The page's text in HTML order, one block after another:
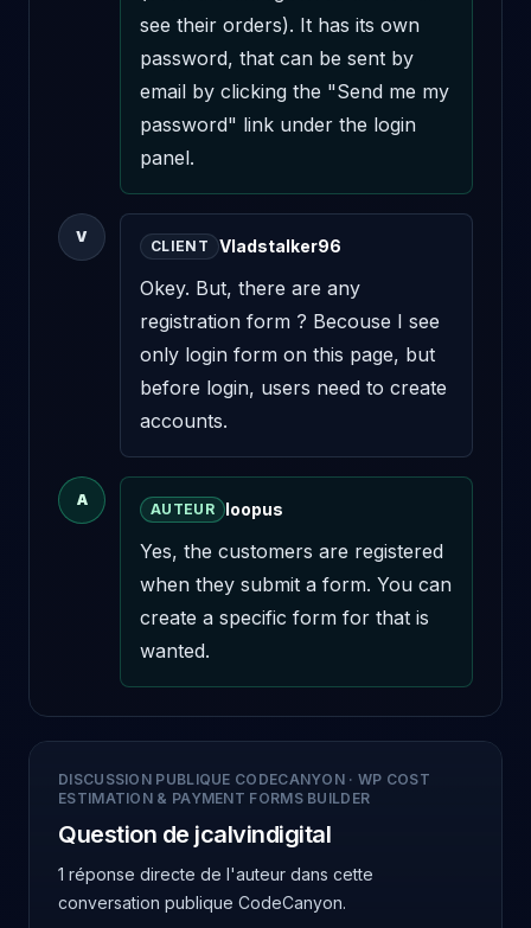
see their orders). It has its own
password, that can be sent by
email by clicking the "Send me my
password" link under the login
panel.
V
CLIENT Vladstalker96
Okey. But, there are any
registration form ? Becouse I see
only login form on this page, but
before login, users need to create
accounts.
A
AUTEUR loopus
Yes, the customers are registered
when they submit a form. You can
create a specific form for that is
wanted.
DISCUSSION PUBLIQUE CODECANYON · WP COST
ESTIMATION & PAYMENT FORMS BUILDER
Question de jcalvindigital
1 réponse directe de l'auteur dans cette
conversation publique CodeCanyon.